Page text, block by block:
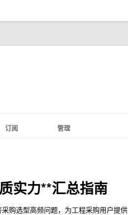
订阅 管理
实力**汇总指南
购选型高频问题，为工程采购用户提供